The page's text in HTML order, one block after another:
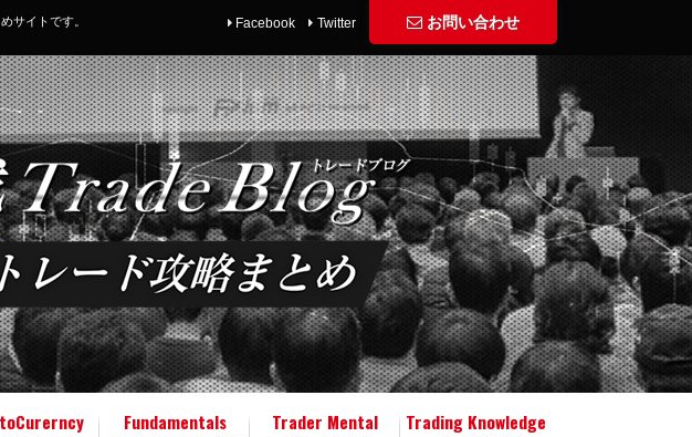
サイトです。 お問い合わせ
Facebook Twitter
Fundamentals Trader Mental Trading Knowledge